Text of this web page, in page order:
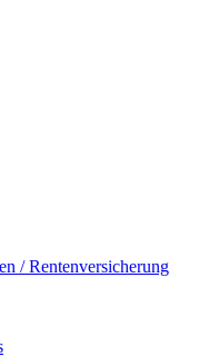
/ Rentenversicherung